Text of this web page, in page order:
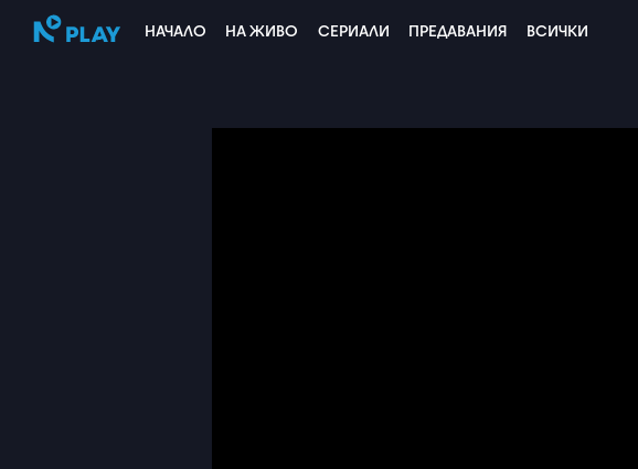
НАЧАЛО НА ЖИВО СЕРИАЛИ ПРЕДАВАНИЯ ВСИЧКИ